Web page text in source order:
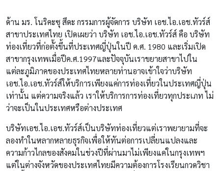
ด้าน มร. โนริคะซุสึดะ กรรมการผู้จัดการ บริษัท เอช.ไอ.เอช.ทัวร์ส์
สาขาประเทศไทย เปิดเผยว่า บริษัท เอช.ไอ.เอช.ทัวร์ส์คือ บริษัท
ท่องเที่ยวที่ก่อตั้งขึ้นที่ประเทศญี่ปุ่นในปี ค.ศ. 1980 และเริ่มเปิด
สาขากรุงเทพเมื่อปีค.ศ.1997และปัจจุบันเราขยายสาขาไปใน
แต่ละภูมิภาคของประเทศไทยหลายท่านอาจเข้าใจว่าบริษัท
เอช.ไอ.เอช.ทัวร์ส์ให้บริการเพียงแค่การท่องเที่ยวในประเทศญี่ปุ่น
เท่านั้น แต่ความจริงแล้ว เราให้บริการการท่องเที่ยวทุกประเภท ไม่
ว่าจะเป็นในประเทศหรือต่างประเทศ
บริษัทเอช.ไอ.เอช.ทัวร์ส์เป็นบริษัทท่องเที่ยวแต่เราพยายามที่จะ
ลองทำในหลากหลายธุรกิจเพื่อให้ทันต่อการเปลี่ยนแปลงและ
ความก้าวไกลของสังคมในช่วงปีที่ผ่านมาไม่เพียงแค่ในกรุงเทพฯ
แต่ในต่างจังหวัดของประเทศไทยมีความต้องการโรงเรียนกวดวิชา